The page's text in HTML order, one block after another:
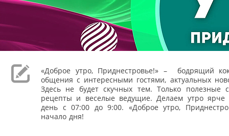
«Доброе утро, Приднестровье!» – бодрящий
общения с интересными гостями, актуальных
Здесь не будет скучных тем. Только полезные
рецепты и веселые ведущие. Делаем утро ярче
день с 07:00 до 9:00. «Доброе утро,
начало дня!